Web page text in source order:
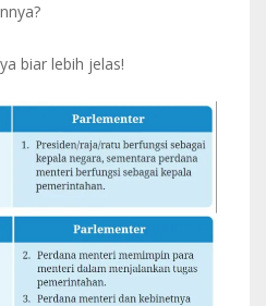
biar lebih jelas!